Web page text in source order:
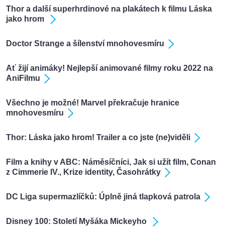
Thor a další superhrdinové na plakátech k filmu Láska
jako hrom
Doctor Strange a šílenství mnohovesmíru
Ať žijí animáky! Nejlepší animované filmy roku 2022 na
AniFilmu
Všechno je možné! Marvel překračuje hranice
mnohovesmíru
Thor: Láska jako hrom! Trailer a co jste (ne)viděli
Film a knihy v ABC: Náměsíčníci, Jak si užít film, Conan
z Cimmerie IV., Krize identity, Časohrátky
DC Liga supermazlíčků: Úplně jiná tlapková patrola
Disney 100: Století Myšáka Mickeyho